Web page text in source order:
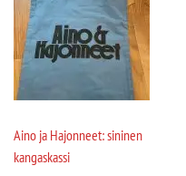
Aino ja Hajonneet: sininen
kangaskassi